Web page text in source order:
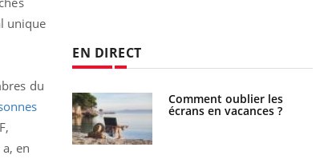
unique
du
en
EN DIRECT
Comment oublier les
écrans en vacances ?
Chikungunya, dengue,
West Nile : que se passe-